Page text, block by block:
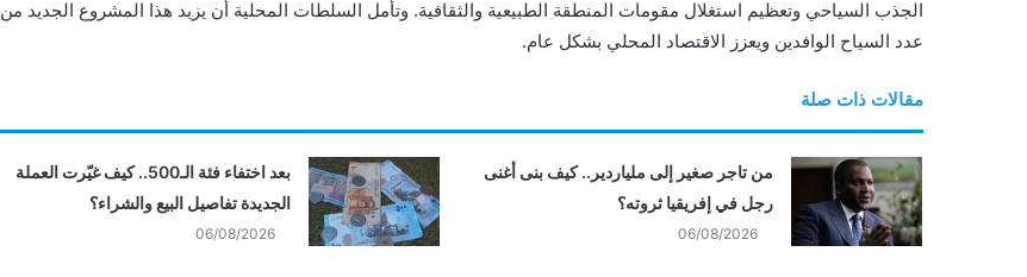
الجذب السياحي وتعظيم استغلال مقومات المنطقة الطبيعية والثقافية. وتأمل السلطات المحلية أن يزيد هذا المشروع الجديد من
عدد السياح الوافدين ويعزز الاقتصاد المحلي بشكل عام.
مقالات ذات صلة
من تاجر صغير إلى ملياردير.. كيف بنى أغنى
رجل في إفريقيا ثروته؟
06/08/2026
بعد اختفاء فئة الـ500.. كيف غيّرت العملة
الجديدة تفاصيل البيع والشراء؟
06/08/2026